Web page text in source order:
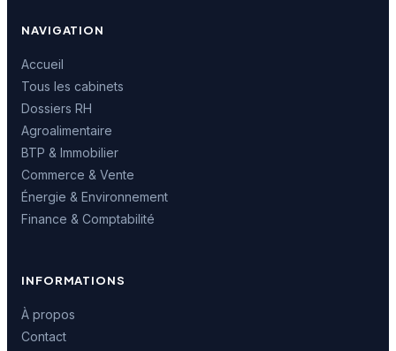
NAVIGATION
Accueil
Tous les cabinets
Dossiers RH
Agroalimentaire
BTP & Immobilier
Commerce & Vente
Énergie & Environnement
Finance & Comptabilité
INFORMATIONS
À propos
Contact